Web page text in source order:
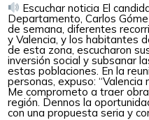
Escuchar noticia El
Departamento, Carlos
de semana, diferentes
y Valencia, y los habitantes
de esta zona, escucharon
inversión social y subsanar
estas poblaciones. En la
personas, expuso: “Valencia
Me comprometo a traer
región. Dennos la
con una propuesta seria y